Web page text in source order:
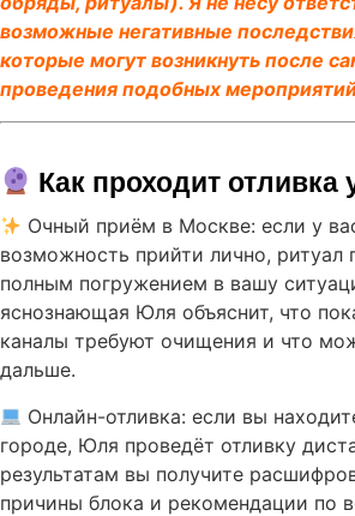
возможные негативные
которые могут возникнуть после
проведения подобных
Как проходит
Очный приём в Москве: если у
возможность прийти лично, ритуал
полным погружением в вашу
яснознающая Юля объяснит, что
каналы требуют очищения и что
дальше.
Онлайн-отливка: если вы
городе, Юля проведёт отливку
результатам вы получите
причины блока и рекомендации по